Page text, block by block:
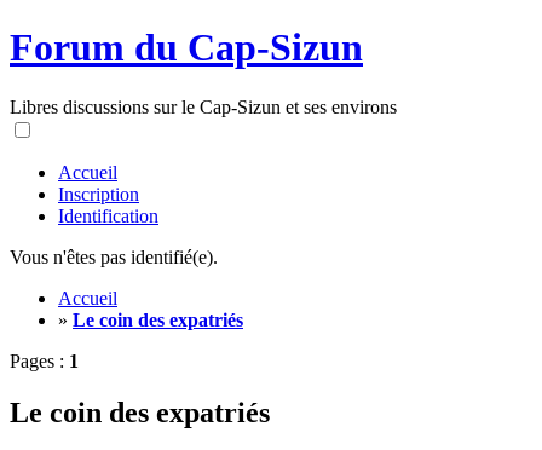
Forum du Cap-Sizun
Libres discussions sur le Cap-Sizun et ses environs
Accueil
Inscription
Identification
Vous n'êtes pas identifié(e).
Accueil
» Le coin des expatriés
Pages : 1
Le coin des expatriés